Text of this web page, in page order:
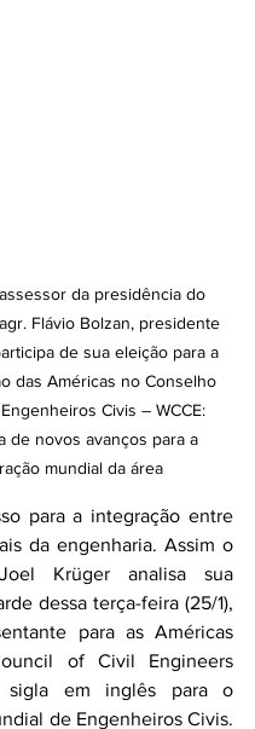
da presidência do
Flávio Bolzan, presidente
de sua eleição para a
das Américas no Conselho
Civis – WCCE:
de novos avanços para a
mundial da área
para a integração entre
da engenharia. Assim o
Krüger analisa sua
dessa terça-feira (25/1),
para as Américas
of Civil Engineers
sigla em inglês para o
de Engenheiros Civis.